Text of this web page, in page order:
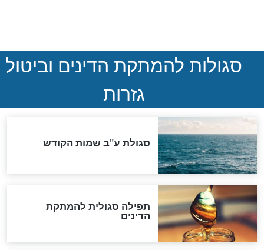
סימני שאלה
המסמך האבוד שנחשף
במרתפי מוסקבה: כתב היד
הנדיר של הרשב"ם התגלה
"מודה לקב"ה על כל השנים"